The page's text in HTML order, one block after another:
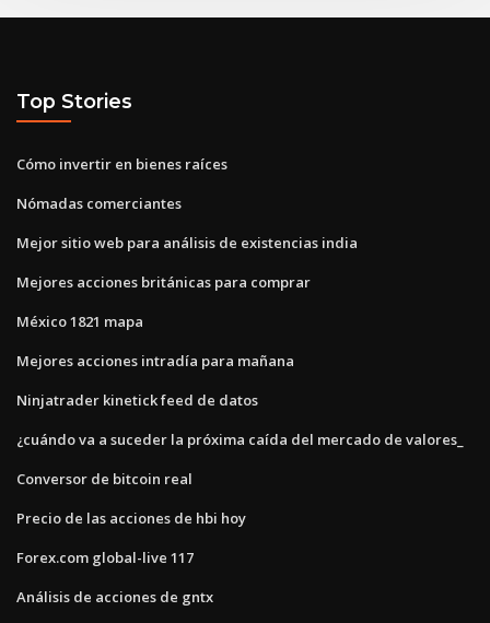
Top Stories
Cómo invertir en bienes raíces
Nómadas comerciantes
Mejor sitio web para análisis de existencias india
Mejores acciones británicas para comprar
México 1821 mapa
Mejores acciones intradía para mañana
Ninjatrader kinetick feed de datos
¿cuándo va a suceder la próxima caída del mercado de valores_
Conversor de bitcoin real
Precio de las acciones de hbi hoy
Forex.com global-live 117
Análisis de acciones de gntx